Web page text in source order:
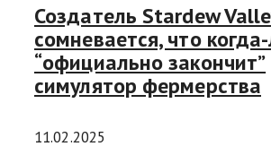
Создатель Stardew
сомневается, что
“официально закончит”
симулятор фермерства
11.02.2025